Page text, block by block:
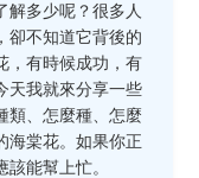
解多少呢？很多人
卻不知道它背後的
，有時候成功，有
天我就來分享一些
類、怎麼種、怎麼
海棠花。如果你正
能幫上忙。